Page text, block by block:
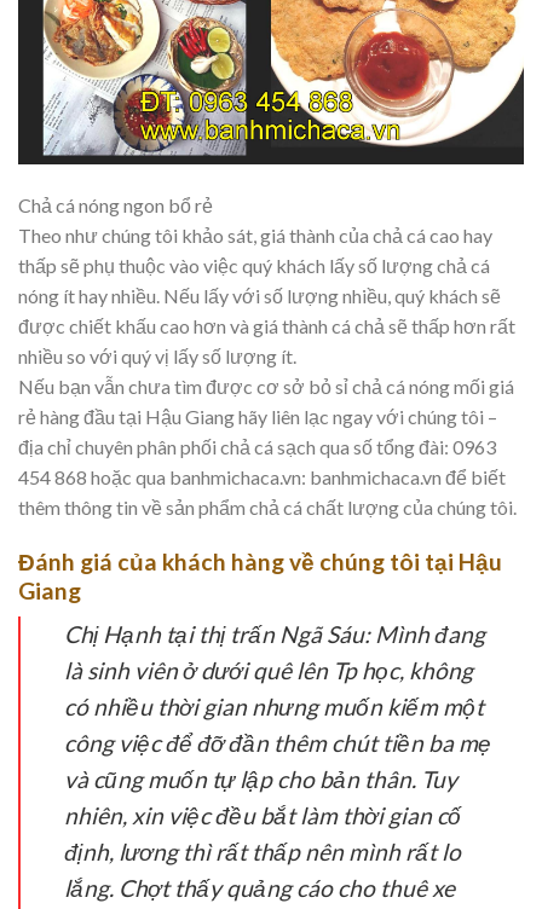
Chả cá nóng ngon bổ rẻ
Theo như chúng tôi khảo sát, giá thành của chả cá cao hay
thấp sẽ phụ thuộc vào việc quý khách lấy số lượng chả cá
nóng ít hay nhiều. Nếu lấy với số lượng nhiều, quý khách sẽ
được chiết khấu cao hơn và giá thành cá chả sẽ thấp hơn rất
nhiều so với quý vị lấy số lượng ít.
Nếu bạn vẫn chưa tìm được cơ sở bỏ sỉ chả cá nóng mối giá
rẻ hàng đầu tại Hậu Giang hãy liên lạc ngay với chúng tôi –
địa chỉ chuyên phân phối chả cá sạch qua số tổng đài: 0963
454 868 hoặc qua banhmichaca.vn: banhmichaca.vn để biết
thêm thông tin về sản phẩm chả cá chất lượng của chúng tôi.
Đánh giá của khách hàng về chúng tôi tại Hậu
Giang
Chị Hạnh tại thị trấn Ngã Sáu:Mình đang
là sinh viên ở dưới quê lên Tp học, không
có nhiều thời gian nhưng muốn kiếm một
công việc để đỡ đần thêm chút tiền ba mẹ
và cũng muốn tự lập cho bản thân. Tuy
nhiên, xin việc đều bắt làm thời gian cố
định, lương thì rất thấp nên mình rất lo
lắng. Chợt thấy quảng cáo cho thuê xe